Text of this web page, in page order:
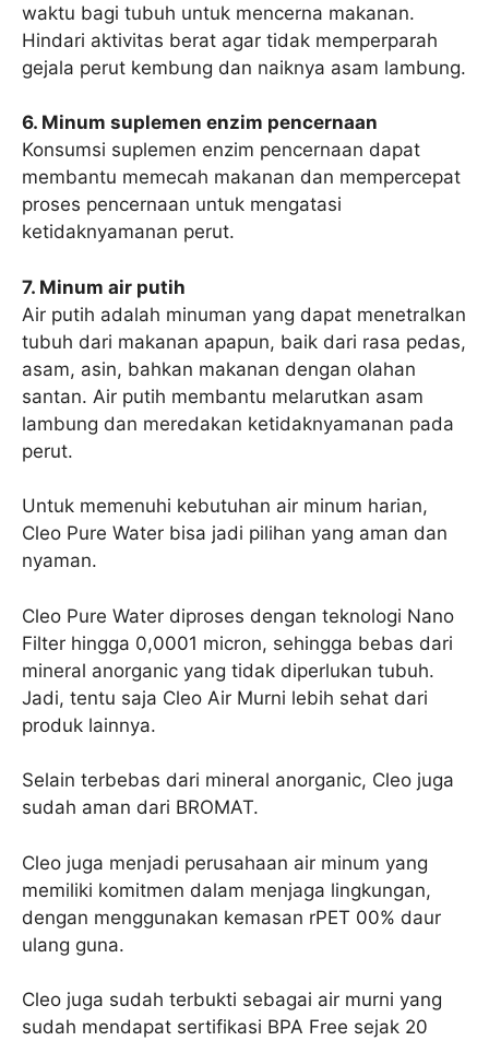
waktu bagi tubuh untuk mencerna makanan.
Hindari aktivitas berat agar tidak memperparah
gejala perut kembung dan naiknya asam lambung.
6. Minum suplemen enzim pencernaan
Konsumsi suplemen enzim pencernaan dapat
membantu memecah makanan dan mempercepat
proses pencernaan untuk mengatasi
ketidaknyamanan perut.
7. Minum air putih
Air putih adalah minuman yang dapat menetralkan
tubuh dari makanan apapun, baik dari rasa pedas,
asam, asin, bahkan makanan dengan olahan
santan. Air putih membantu melarutkan asam
lambung dan meredakan ketidaknyamanan pada
perut.
Untuk memenuhi kebutuhan air minum harian,
Cleo Pure Water bisa jadi pilihan yang aman dan
nyaman.
Cleo Pure Water diproses dengan teknologi Nano
Filter hingga 0,0001 micron, sehingga bebas dari
mineral anorganic yang tidak diperlukan tubuh.
Jadi, tentu saja Cleo Air Murni lebih sehat dari
produk lainnya.
Selain terbebas dari mineral anorganic, Cleo juga
sudah aman dari BROMAT.
Cleo juga menjadi perusahaan air minum yang
memiliki komitmen dalam menjaga lingkungan,
dengan menggunakan kemasan rPET 00% daur
ulang guna.
Cleo juga sudah terbukti sebagai air murni yang
sudah mendapat sertifikasi BPA Free sejak 20